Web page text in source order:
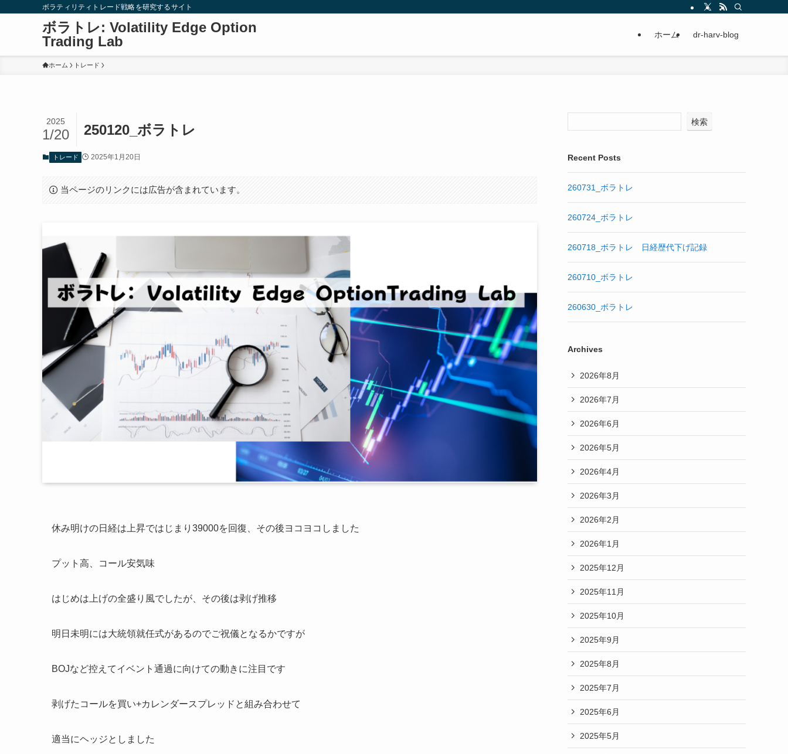
ボラティリティトレード戦略を研究するサイト
ボラトレ: Volatility Edge Option
Trading Lab
ホーム dr-harv-blog
ホーム トレード
250120_ボラトレ
2025
1/20
トレード 2025年1月20日
当ページのリンクには広告が含まれています。
休み明けの日経は上昇ではじまり39000を回復、その後ヨコヨコしました
プット高、コール安気味
はじめは上げの全盛り風でしたが、その後は剥げ推移
明日未明には大統領就任式があるのでご祝儀となるかですが
BOJなど控えてイベント通過に向けての動きに注目です
剥げたコールを買い+カレンダースプレッドと組み合わせて
適当にヘッジとしました
検索
Recent Posts
260731_ボラトレ
260724_ボラトレ
260718_ボラトレ 日経歴代下げ記録
260710_ボラトレ
260630_ボラトレ
Archives
2026年8月
2026年7月
2026年6月
2026年5月
2026年4月
2026年3月
2026年2月
2026年1月
2025年12月
2025年11月
2025年10月
2025年9月
2025年8月
2025年7月
2025年6月
2025年5月